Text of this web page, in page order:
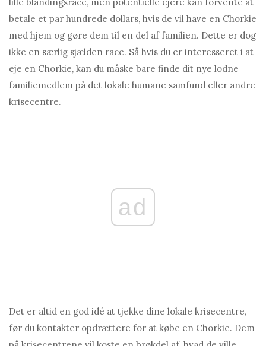
betale et par hundrede dollars, hvis de vil have en Chorkie
med hjem og gøre dem til en del af familien. Dette er dog
ikke en særlig sjælden race. Så hvis du er interesseret i at
eje en Chorkie, kan du måske bare finde dit nye lodne
familiemedlem på det lokale humane samfund eller andre
krisecentre.
ad
Det er altid en god idé at tjekke dine lokale krisecentre,
før du kontakter opdrættere for at købe en Chorkie. Dem